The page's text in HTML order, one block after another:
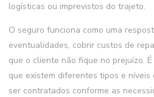
logísticas ou imprevistos do trajeto.
O seguro funciona como uma
eventualidades, cobrir custos de
que o cliente não fique no prejuízo.
que existem diferentes tipos e níveis
ser contratados conforme as